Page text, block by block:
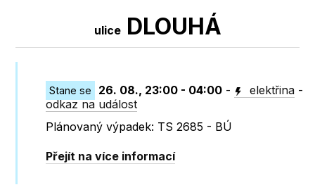
uliceDLOUHÁ
Stane se 26. 08., 23:00 - 04:00 - elektřina -
odkaz na událost
Plánovaný výpadek: TS 2685 - BÚ
Přejít na více informací